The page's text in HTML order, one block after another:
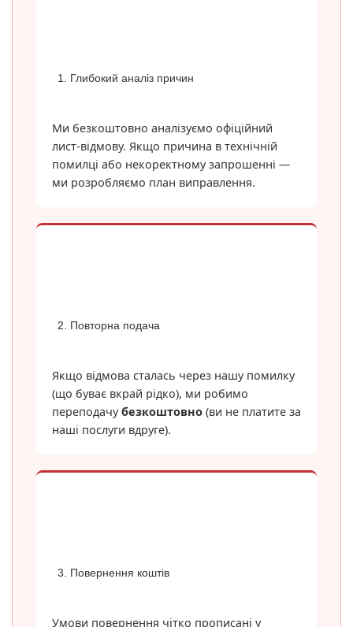
1. Глибокий аналіз причин
Ми безкоштовно аналізуємо офіційний
лист-відмову. Якщо причина в технічній
помилці або некоректному запрошенні —
ми розробляємо план виправлення.
2. Повторна подача
Якщо відмова сталась через нашу помилку
(що буває вкрай рідко), ми робимо
переподачубезкоштовно (ви не платите за
наші послуги вдруге).
3. Повернення коштів
Умови повернення чітко прописані у